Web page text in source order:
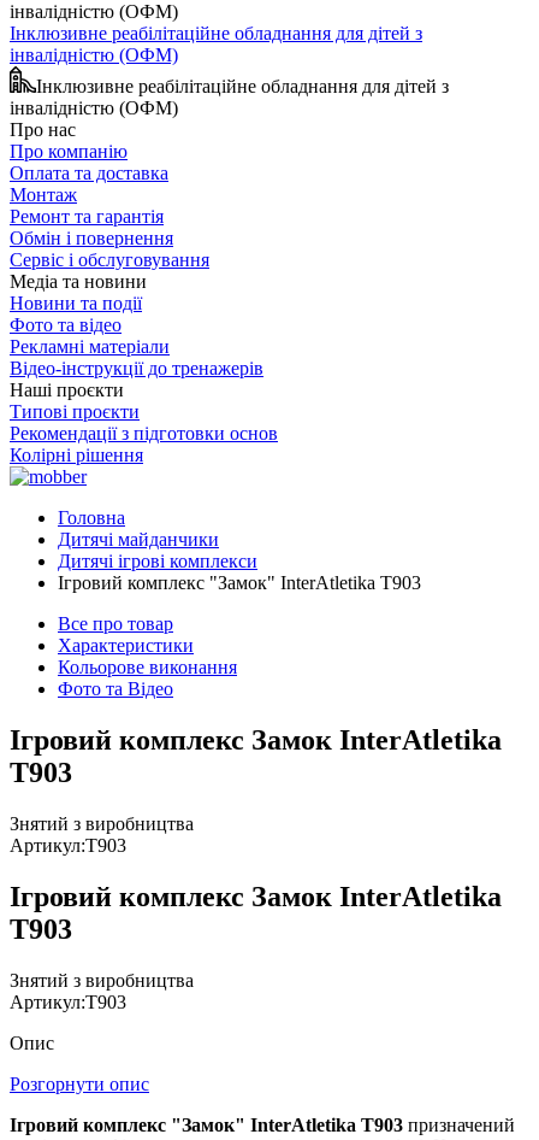
Інклюзивне реабілітаційне обладнання для дітей з
інвалідністю (ОФМ)
Інклюзивне реабілітаційне обладнання для дітей з
інвалідністю (ОФМ)
Про нас
Про компанію
Оплата та доставка
Монтаж
Ремонт та гарантія
Обмін і повернення
Сервіс і обслуговування
Медіа та новини
Новини та події
Фото та відео
Рекламні матеріали
Відео-інструкції до тренажерів
Наші проєкти
Типові проєкти
Рекомендації з підготовки основ
Колірні рішення
Головна
Дитячі майданчики
Дитячі ігрові комплекси
Ігровий комплекс "Замок" InterAtletika Т903
Все про товар
Характеристики
Кольорове виконання
Фото та Відео
Ігровий комплекс Замок InterAtletika
Т903
Знятий з виробництва
Артикул:T903
Ігровий комплекс Замок InterAtletika
Т903
Знятий з виробництва
Артикул:T903
Опис
Розгорнути опис
Ігровий комплекс "Замок" InterAtletika Т903 призначений